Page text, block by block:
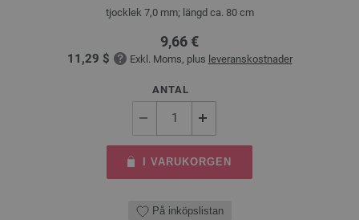
tjocklek 7,0 mm; längd ca. 80 cm
9,66 €
11,29 $ Exkl. Moms, plus leveranskostnader
ANTAL
I VARUKORGEN
På inköpslistan